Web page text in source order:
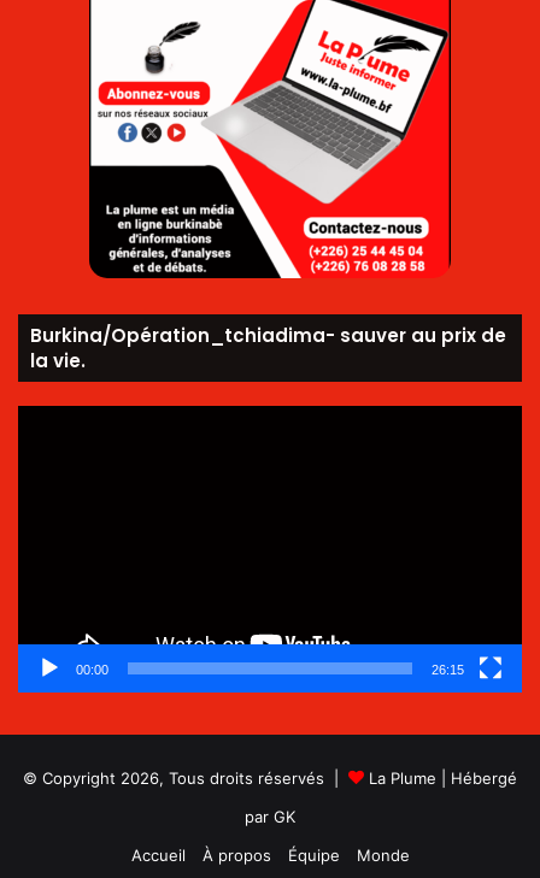
Burkina/Opération_tchiadima- sauver au prix de
la vie.
00:00 26:15
© Copyright 2026, Tous droits réservés | La Plume | Hébergé
par GK
Accueil
À propos Équipe Monde